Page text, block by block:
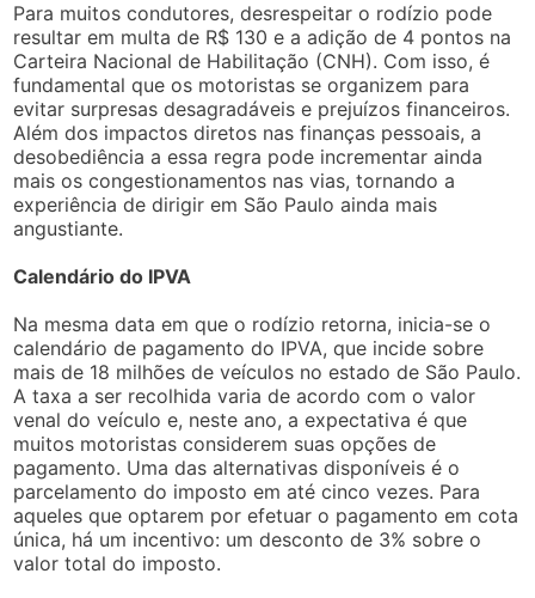
Para muitos condutores, desrespeitar o rodízio pode
resultar em multa de R$ 130 e a adição de 4 pontos na
Carteira Nacional de Habilitação (CNH). Com isso, é
fundamental que os motoristas se organizem para
evitar surpresas desagradáveis e prejuízos financeiros.
Além dos impactos diretos nas finanças pessoais, a
desobediência a essa regra pode incrementar ainda
mais os congestionamentos nas vias, tornando a
experiência de dirigir em São Paulo ainda mais
angustiante.
Calendário do IPVA
Na mesma data em que o rodízio retorna, inicia-se o
calendário de pagamento do IPVA, que incide sobre
mais de 18 milhões de veículos no estado de São Paulo.
A taxa a ser recolhida varia de acordo com o valor
venal do veículo e, neste ano, a expectativa é que
muitos motoristas considerem suas opções de
pagamento. Uma das alternativas disponíveis é o
parcelamento do imposto em até cinco vezes. Para
aqueles que optarem por efetuar o pagamento em cota
única, há um incentivo: um desconto de 3% sobre o
valor total do imposto.